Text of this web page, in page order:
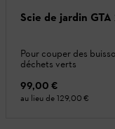
Scie de jardin
Pour couper des
déchets verts
99,00 €
au lieu de 129,00 €